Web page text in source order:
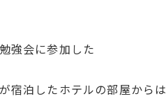
強会に参加した
宿泊したホテルの部屋からは